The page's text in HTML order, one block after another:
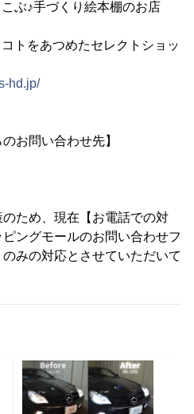
づくり絵本棚のお店
あつめたセレクトショッ
hd.jp/
お問い合わせ先】
ため、現在【お電話での対
ングモールのお問い合わせフ
みの対応とさせていただいて